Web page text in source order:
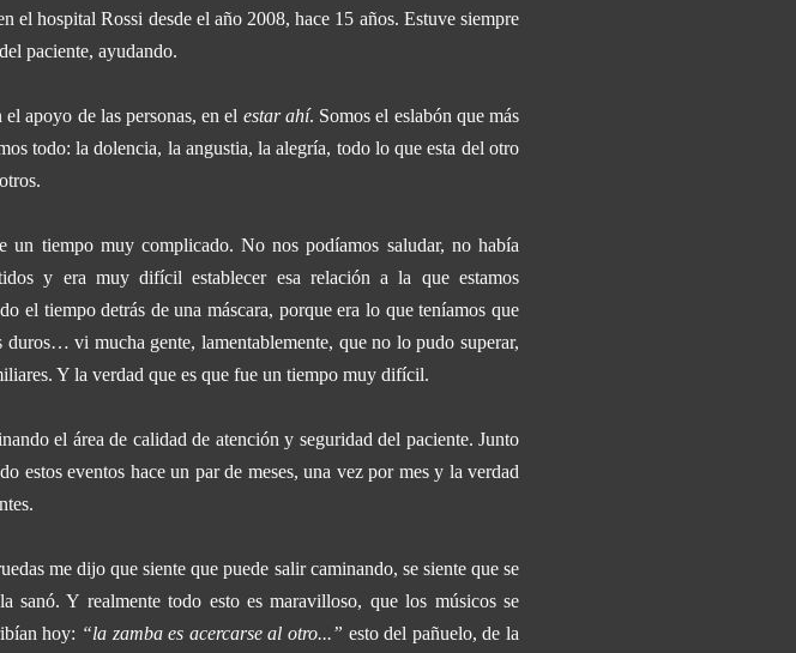
el hospital Rossi desde el año 2008, hace 15 años. Estuve siempre
paciente, ayudando.
apoyo de las personas, en el estar ahí. Somos el eslabón que más
todo: la dolencia, la angustia, la alegría, todo lo que esta del otro
un tiempo muy complicado. No nos podíamos saludar, no había
y era muy difícil establecer esa relación a la que estamos
el tiempo detrás de una máscara, porque era lo que teníamos que
duros… vi mucha gente, lamentablemente, que no lo pudo superar,
Y la verdad que es que fue un tiempo muy difícil.
el área de calidad de atención y seguridad del paciente. Junto
estos eventos hace un par de meses, una vez por mes y la verdad
me dijo que siente que puede salir caminando, se siente que se
sanó. Y realmente todo esto es maravilloso, que los músicos se
hoy: “la zamba es acercarse al otro...” esto del pañuelo, de la